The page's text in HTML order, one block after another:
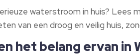
waterstroom in huis? Lees
van een droog en veilig huis,
het belang ervan in